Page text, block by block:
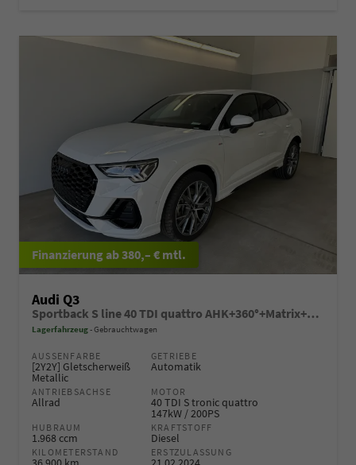
ab 380,– € mtl.
Audi Q3
Sportback S line 40 TDI quattro AHK+360°+Matrix+Black+Alu20+GV5+DCC+Navi+ACC
Lagerfahrzeug Gebrauchtwagen
AUSSENFARBE
[2Y2Y] Gletscherweiß
Metallic
GETRIEBE
Automatik
ANTRIEBSACHSE
Allrad
MOTOR
40 TDI S tronic quattro
147kW / 200PS
HUBRAUM
1.968 ccm
KRAFTSTOFF
Diesel
KILOMETERSTAND ERSTZULASSUNG